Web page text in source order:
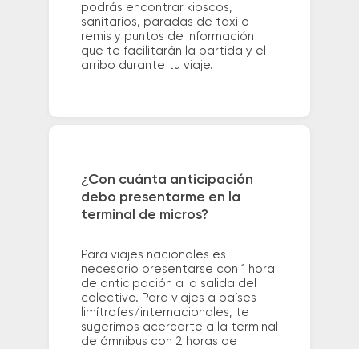
podrás encontrar kioscos,
sanitarios, paradas de taxi o
remis y puntos de información
que te facilitarán la partida y el
arribo durante tu viaje.
¿Con cuánta anticipación
debo presentarme en la
terminal de micros?
Para viajes nacionales es
necesario presentarse con 1 hora
de anticipación a la salida del
colectivo. Para viajes a países
limítrofes/internacionales, te
sugerimos acercarte a la terminal
de ómnibus con 2 horas de